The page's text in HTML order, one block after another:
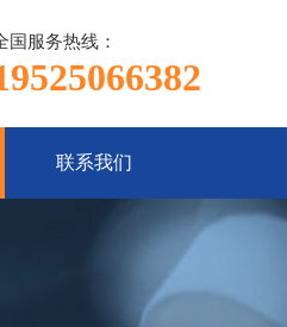
国服务热线：
联系我们